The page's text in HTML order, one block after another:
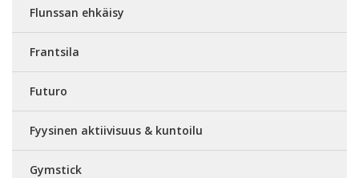
Flunssan ehkäisy
Frantsila
Futuro
Fyysinen aktiivisuus & kuntoilu
Gymstick